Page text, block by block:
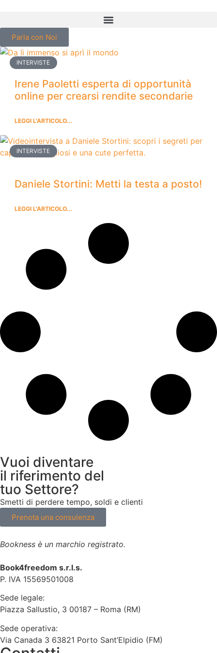
Parla con Noi
INTERVISTE
Irene Paoletti esperta di opportunità
online per crearsi rendite secondarie
LEGGI L'ARTICOLO...
INTERVISTE
Daniele Stortini: Metti la testa a posto!
LEGGI L'ARTICOLO...
Vuoi diventare
il riferimento del
tuo Settore?
Smetti di perdere tempo, soldi e clienti
Prenota una consulenza
Bookness è un marchio registrato.
Book4freedom s.r.l.s.
P. IVA ​15569501008
Sede legale:
Piazza Sallustio, 3 00187 – Roma (RM)
Sede operativa:
Via Canada 3 63821 Porto Sant’Elpidio (FM)